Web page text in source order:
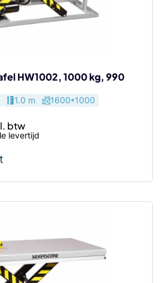
HW1002, 1000 kg, 990
1.0 m
1600*1000
levertijd